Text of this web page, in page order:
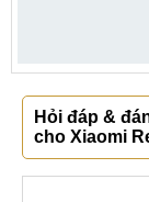
Hỏi đáp &
cho Xiaomi